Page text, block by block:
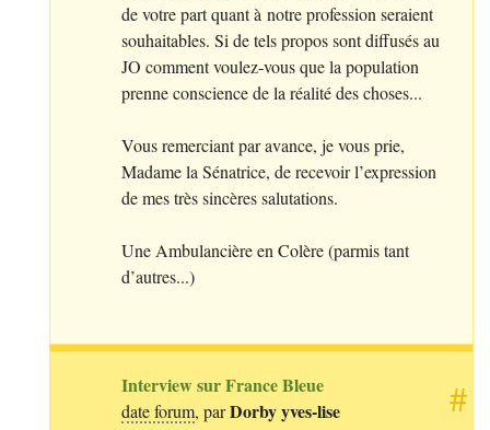
de votre part quant à notre profession seraient
souhaitables. Si de tels propos sont diffusés au
JO comment voulez-vous que la population
prenne conscience de la réalité des choses...
Vous remerciant par avance, je vous prie,
Madame la Sénatrice, de recevoir l’expression
de mes très sincères salutations.
Une Ambulancière en Colère (parmis tant
d’autres...)
#
Interview sur France Bleue
date forum, parDorby yves-lise